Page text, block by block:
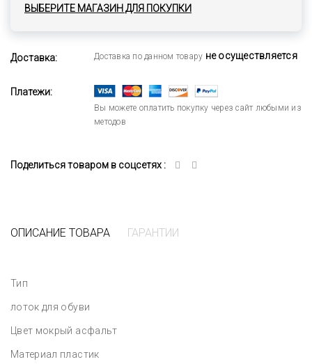
ВЫБЕРИТЕ МАГАЗИН ДЛЯ ПОКУПКИ
Доставка: Доставка по данном товару не осуществляется
Платежи:
Вы можете оплатить покупку через сайт любыми из
методов
Поделиться товаром в соцсетях :
ОПИСАНИЕ ТОВАРА ГАРАНТИИ
Тип
лоток для обуви
Цвет мокрый асфальт
Материал пластик